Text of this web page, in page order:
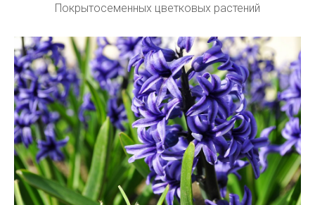
Покрытосеменных цветковых растений